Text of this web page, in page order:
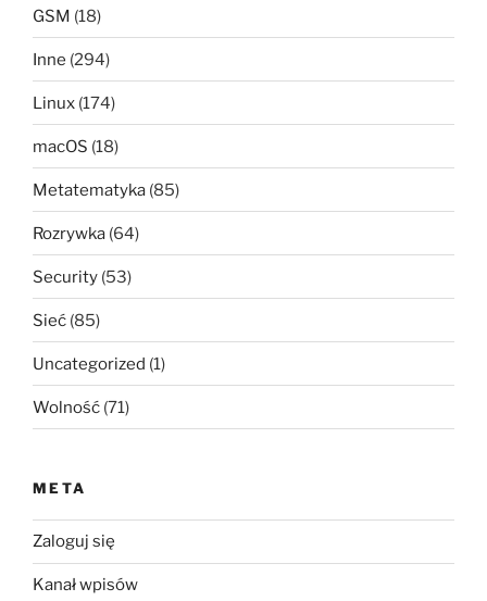
GSM (18)
Inne (294)
Linux (174)
macOS (18)
Metatematyka (85)
Rozrywka (64)
Security (53)
Sieć (85)
Uncategorized (1)
Wolność (71)
META
Zaloguj się
Kanał wpisów